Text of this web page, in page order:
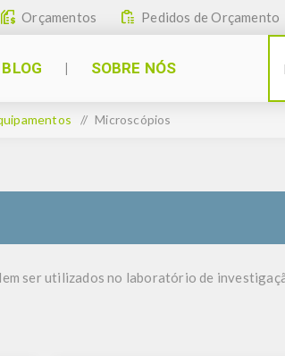
Pedidos de Orçamento
Orçamentos
BLOG SOBRE NÓS
/ Microscópios
ser utilizados no laboratório de